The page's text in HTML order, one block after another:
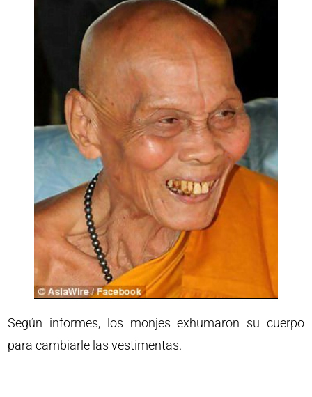
Según informes, los monjes exhumaron su cuerpo
para cambiarle las vestimentas.